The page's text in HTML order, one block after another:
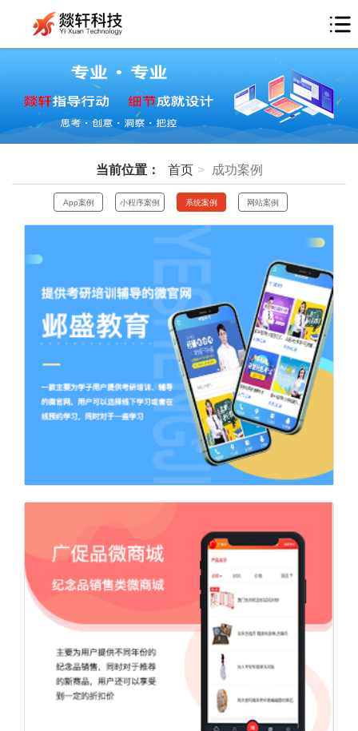
当前位置： 首页 成功案例
App案例 小程序案例 系统案例 网站案例